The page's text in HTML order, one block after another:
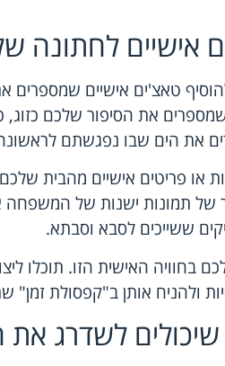
אישיים לחתונה
טאצ'ים אישיים שמספרים
את הסיפור שלכם כזוג,
את הים שבו נפגשתם
פריטים אישיים מהבית שלכם
של תמונות ישנות של המשפחה
ששייכים לסבא וסבתא.
בחוויה האישית הזו. תוכלו
ולהניח אותן ב"קפסולת
שיכולים לשדרג את